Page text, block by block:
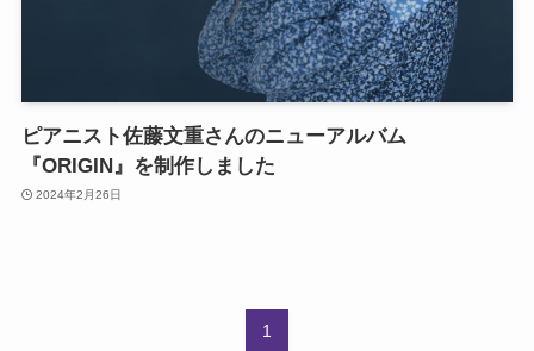
ピアニスト佐藤文重さんのニューアルバム
『ORIGIN』を制作しました
2024年2月26日
1